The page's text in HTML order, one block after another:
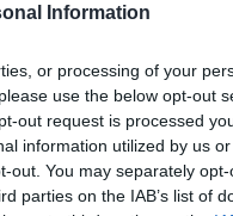
Information
or processing of your
use the below opt-out
out request is processed
information utilized by us
out. You may separately
parties on the IAB’s list of
, pred njim pa sta
dolgoprogaše na
Štrekna